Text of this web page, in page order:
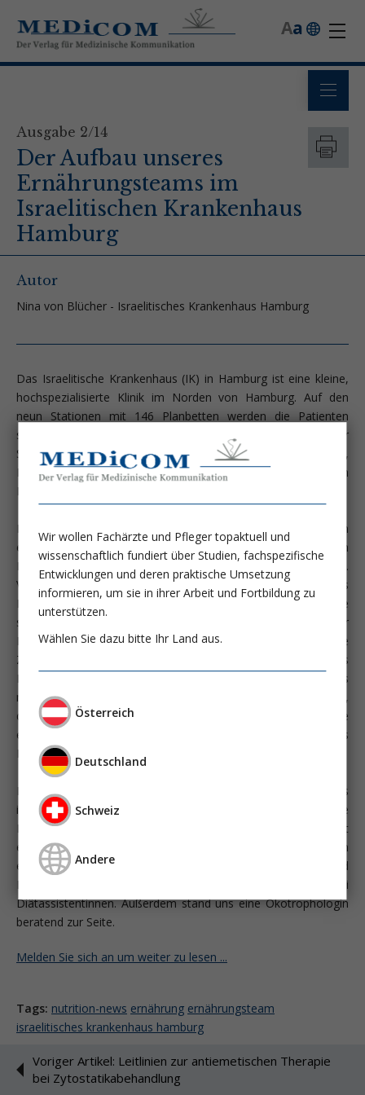
a
A
Ausgabe 2/14
Der Aufbau unseres
Ernährungsteams im
Israelitischen Krankenhaus
Hamburg
Autor
Nina von Blücher - Israelitisches Krankenhaus Hamburg
Das Israelitische Krankenhaus (IK) in Hamburg ist eine kleine,
hochspezialisierte Klinik im Norden von Hamburg. Auf den
neun Stationen mit 146 Planbetten werden die Patienten
sowohl internistisch als auch chirurgisch betreut. Der
Schwerpunkt des IKs liegt auf der Gastroenterologie,
Endokrinologie und auf der Behandlung von onkologischen
Erkrankungen.
Das bedeutet, dass die Ernährung der stationären Patienten
ebenso wie individuelle Ernährungsberatungen in unserem
Haus von vorneherein eine besonders wichtige Rolle spielten.
Viele Jahre lang beschränkte sich jedoch das Wirken des
Ernährungsteams auf Ernährungsberatungen. Dies änderte
sich, als einige engagierte Mitarbeiter 2006 von einer
Fortbildung wiederkamen. Sie berichteten von bestürzende
Zahlen: So sollte jeder vierte unserer stationären Patienten als
Risikopatient für Mangelernährung gelten, oder bereits
mangelernährt sein. Klinische Studien legten außerdem nahe,
dass ein Krankenhausaufenthalt für diese Patientengruppe
eher zu einer weiteren Verschlechterung des
Ernährungszustandes führen würde.
Diese Informationen gaben den Anstoß zur Gründung eines
interdisziplinären Ernährungsteams. Das Ziel war, alle
Patienten des IKs frühzeitig und adäquat
ernährungsmedizinisch behandeln zu können. Mit dabei waren
ein Facharzt für Innere Medizin, Gastroenterologie und
Ernährungsmedizin, eine Krankenschwester und zwei
Diätassistentinnen. Außerdem stand uns eine Ökotrophologin
beratend zur Seite.
Melden Sie sich an um weiter zu lesen ...
Tags: nutrition-news ernährung ernährungsteam
israelitisches krankenhaus hamburg
Voriger Artikel: Leitlinien zur antiemetischen Therapie
bei Zytostatikabehandlung
Wir wollen Fachärzte und Pfleger topaktuell und
wissenschaftlich fundiert über Studien, fachspezifische
Entwicklungen und deren praktische Umsetzung
informieren, um sie in ihrer Arbeit und Fortbildung zu
unterstützen.
Wählen Sie dazu bitte Ihr Land aus.
Österreich
Deutschland
Schweiz
Andere